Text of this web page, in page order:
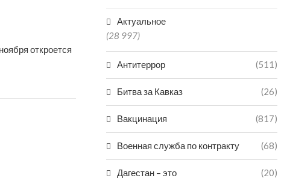
откроется
Актуальное
(28 997)
Антитеррор (511)
Битва за Кавказ (26)
Вакцинация (817)
Военная служба по контракту (68)
Дагестан – это (20)